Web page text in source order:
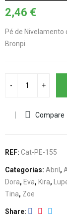
2,46 €
Pé de
Bronpi.
Compare
REF: Cat-PE-155
Categorias: Abril ,
Dora, Eva, Kira,
Tina, Zoe
Share